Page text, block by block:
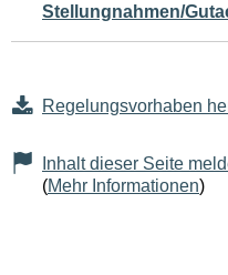
Stellungnahmen/
Regelungsvorhaben
Inhalt dieser Seite
(Mehr Informationen)